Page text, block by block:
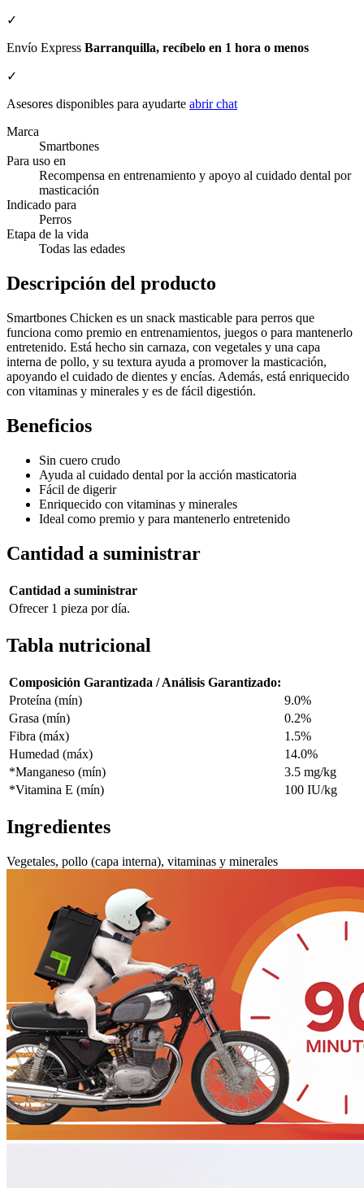
✓
Envío Express Barranquilla, recíbelo en 1 hora o menos
✓
Asesores disponibles para ayudarte abrir chat
Marca
Smartbones
Para uso en
Recompensa en entrenamiento y apoyo al cuidado dental por
masticación
Indicado para
Perros
Etapa de la vida
Todas las edades
Descripción del producto
Smartbones Chicken es un snack masticable para perros que
funciona como premio en entrenamientos, juegos o para mantenerlo
entretenido. Está hecho sin carnaza, con vegetales y una capa
interna de pollo, y su textura ayuda a promover la masticación,
apoyando el cuidado de dientes y encías. Además, está enriquecido
con vitaminas y minerales y es de fácil digestión.
Beneficios
Sin cuero crudo
Ayuda al cuidado dental por la acción masticatoria
Fácil de digerir
Enriquecido con vitaminas y minerales
Ideal como premio y para mantenerlo entretenido
Cantidad a suministrar
Cantidad a suministrar
Ofrecer 1 pieza por día.
Tabla nutricional
Composición Garantizada / Análisis Garantizado:
Proteína (mín)
9.0%
Grasa (mín)
0.2%
Fibra (máx)
1.5%
Humedad (máx)
14.0%
*Manganeso (mín)
3.5 mg/kg
*Vitamina E (mín)
100 IU/kg
Ingredientes
Vegetales, pollo (capa interna), vitaminas y minerales